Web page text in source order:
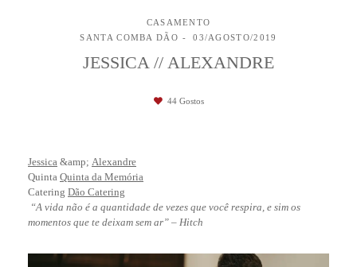
CASAMENTO
SANTA COMBA DÃO
03/AGOSTO/2019
JESSICA // ALEXANDRE
44Gostos
Jessica &amp; Alexandre
Quinta Quinta da Memória
Catering Dão Catering
“A vida não é a quantidade de vezes que você respira, e sim os
momentos que te deixam sem ar” – Hitch